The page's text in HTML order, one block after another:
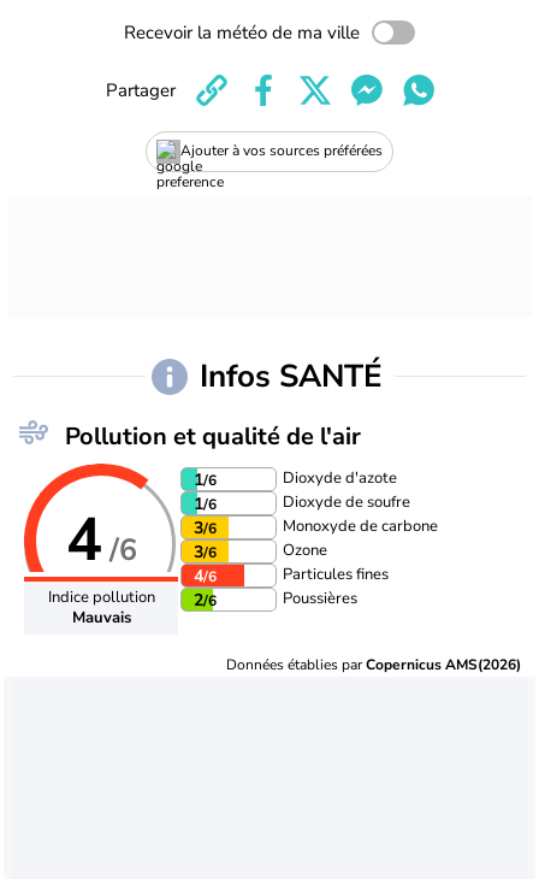
Recevoir la météo de ma ville
Ajouter à vos sources préférées
Partager
Infos SANTÉ
Pollution et qualité de l'air
4/6
Indice pollution
Mauvais
1/6 Dioxyde d'azote
1/6 Dioxyde de soufre
3/6 Monoxyde de carbone
3/6 Ozone
4/6 Particules fines
2/6 Poussières
Données établies parCopernicus AMS(2026)